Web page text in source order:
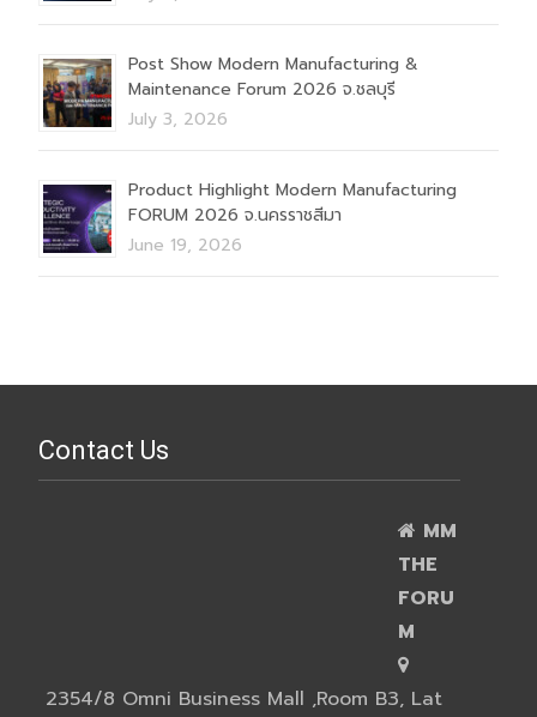
Post Show Modern Manufacturing &
Maintenance Forum 2026 จ.ชลบุรี
July 3, 2026
Product Highlight Modern Manufacturing
FORUM 2026 จ.นครราชสีมา
June 19, 2026
Contact Us
MM
THE
FORU
M
2354/8 Omni Business Mall ,Room B3, Lat